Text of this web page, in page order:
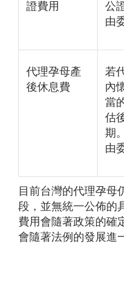
證費用
公
由
代理孕母產
後休息費
若
內
當
估
期
由
目前台灣的代理孕母
段，並無統一公佈的
費用會隨著政策的確
會隨著法例的發展進